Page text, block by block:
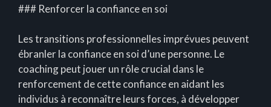
### Renforcer la confiance en soi
Les transitions professionnelles imprévues peuvent
ébranler la confiance en soi d’une personne. Le
coaching peut jouer un rôle crucial dans le
renforcement de cette confiance en aidant les
individus à reconnaître leurs forces, à développer